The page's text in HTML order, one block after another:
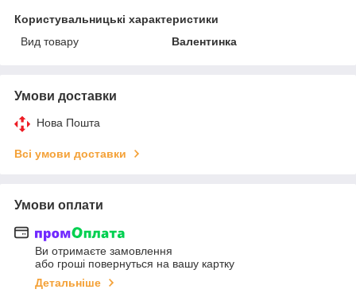
Користувальницькі характеристики
Вид товару
Валентинка
Умови доставки
Нова Пошта
Всі умови доставки
Умови оплати
Ви отримаєте замовлення
або гроші повернуться на вашу картку
Детальніше